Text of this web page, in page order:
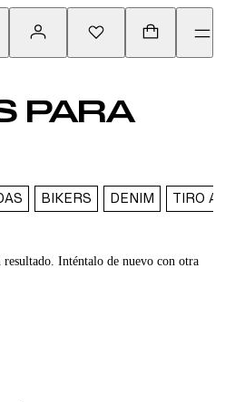
PARA
BIKERS DENIM TIRO
Inténtalo de nuevo con otra